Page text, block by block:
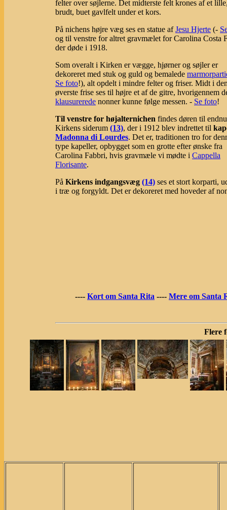
felter over søjlerne. Det midterste felt krones af et
brudt, buet gavlfelt under et kors.
På nichens højre væg ses en statue afJesu Hjerte (-
og til venstre for altret gravmælet for Carolina Costa
der døde i 1918.
Som overalt i Kirken er vægge, hjørner og søjler er
dekoreret med stuk og guld og bemalede
Se foto!), alt opdelt i mindre felter og friser. Midt i
øverste frise ses til højre et af de gitre, hvorigennem
klausurerede nonner kunne følge messen. - Se foto!
Til venstre for højalternichen findes døren til
Kirkens siderum (13), der i 1912 blev indrettet til
Madonna di Lourdes. Det er, traditionen tro for
type kapeller, opbygget som en grotte efter ønske fra
Carolina Fabbri, hvis gravmæle vi mødte i Cappella
Florisante.
På Kirkens indgangsvæg (14) ses et stort korparti,
i træ og forgyldt. Det er dekoreret med hoveder af
---- Kort om Santa Rita ---- Mere om Santa
Flere